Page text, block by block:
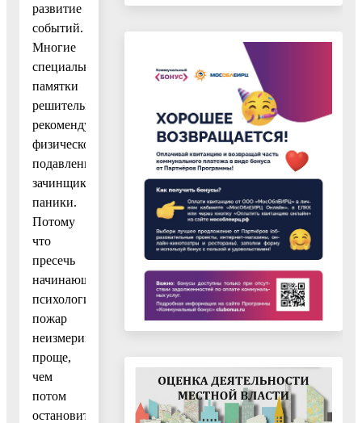
развитие
событий.
Многие
специальные
памятки
решительно
рекомендуют
физическое
подавление
зачинщика
паники.
Потому
что
пресечь
начинающийся
психологический
пожар
неизмеримо
проще,
чем
потом
остановить